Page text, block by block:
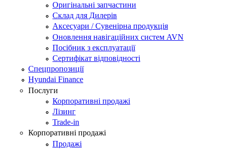
Оригінальні запчастини
Склад для Дилерів
Аксесуари / Сувенірна продукція
Оновлення навігаційних систем AVN
Посібник з експлуатації
Сертифікат відповідності
Спецпропозиції
Hyundai Finance
Послуги
Корпоративні продажі
Лізинг
Trade-in
Корпоративні продажі
Продажі